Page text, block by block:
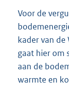
Voor de
kader van de
gaat hier om
aan de
warmte en